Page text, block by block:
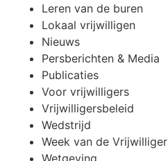
Leren van de buren
Lokaal vrijwilligen
Nieuws
Persberichten & Media
Publicaties
Voor vrijwilligers
Vrijwilligersbeleid
Wedstrijd
Week van de Vrijwilliger
Wetgeving